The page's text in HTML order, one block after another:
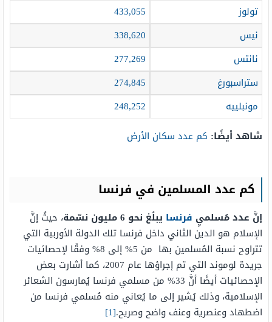
تولوز
433,055
نيس
338,620
نانتس
277,269
ستراسبورغ
274,845
مونبلييه
248,252
شاهد أيضًا: كم عدد سكان الأرض
كم عدد المسلمين في فرنسا
إنَّ عدد مُسلميِ فرنسا يبلُغ نحو 6 مليون نسّمة
، حيثُ إنَّ
الإسلام هو الدين الثاني داخل فرنسا تلك الدولة الأوربية التي
تتراوح نسبة المُسلمين بها من 5% إلى 8% وفقًا لإحصائيات
جريدة لوموند التي تم إجراؤها عام 2007، كما أشارت بعض
الإحصائيات أيضًا أنَّ 33% من مسلمي فرنسا يُمارسون الشعائر
الإسلامية، وذلك يُشير إلى ما يُعاني منه مُسلمي فرنسا من
اضطهاد وعنصرية وعنف واضح وصريح.[1]